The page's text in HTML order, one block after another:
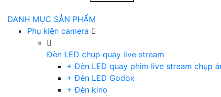
DANH MỤC SẢN PHẨM
Phụ kiện camera
Đèn LED chụp quay live stream
+ Đèn LED quay phim live stream chụp
+ Đèn LED Godox
+ Đèn kino